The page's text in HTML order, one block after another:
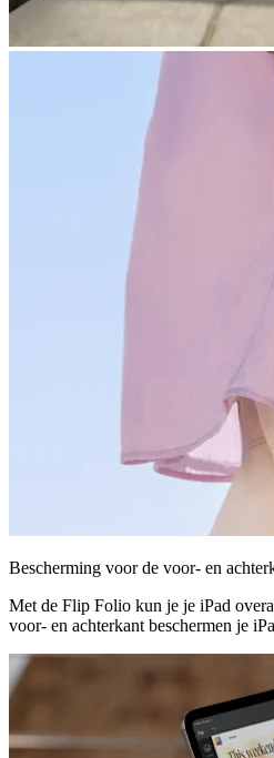
Bescherming voor de voor- en
Met de Flip Folio kun je je iPad
voor- en achterkant beschermen je